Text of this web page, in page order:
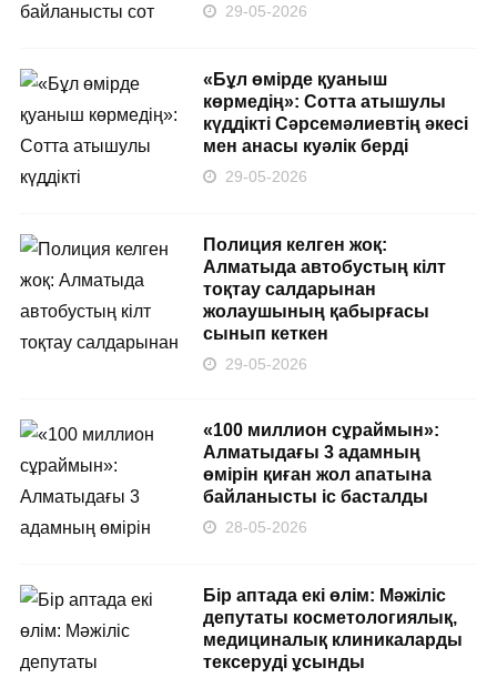
29-05-2026
«Бұл өмірде қуаныш
көрмедің»: Сотта атышулы
күддікті Сәрсемәлиевтің әкесі
мен анасы куәлік берді
29-05-2026
Полиция келген жоқ:
Алматыда автобустың кілт
тоқтау салдарынан
жолаушының қабырғасы
сынып кеткен
29-05-2026
«100 миллион сұраймын»:
Алматыдағы 3 адамның
өмірін қиған жол апатына
байланысты іс басталды
28-05-2026
Бір аптада екі өлім: Мәжіліс
депутаты косметологиялық,
медициналық клиникаларды
тексеруді ұсынды